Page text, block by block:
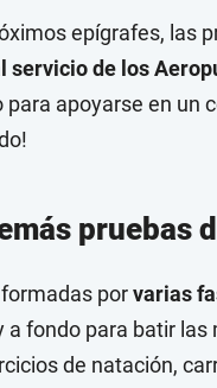
epígrafes, las
servicio de los
para apoyarse en un
pruebas
porvarias
fondo para batir las
de natación,